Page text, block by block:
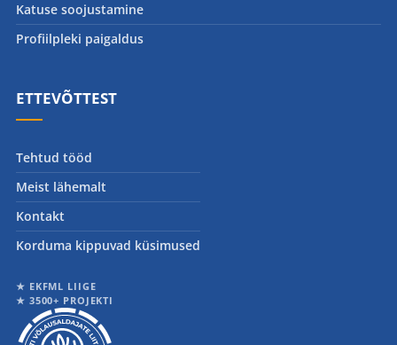
Katuse soojustamine
Profiilpleki paigaldus
ETTEVÕTTEST
Tehtud tööd
Meist lähemalt
Kontakt
Korduma kippuvad küsimused
★ EKFML LIIGE
★ 3500+ PROJEKTI